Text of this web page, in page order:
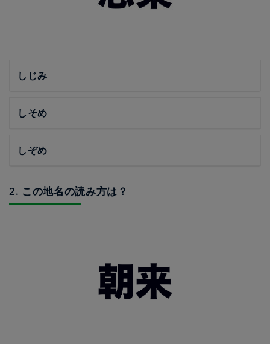
しじみ
しそめ
しぞめ
2. この地名の読み方は？